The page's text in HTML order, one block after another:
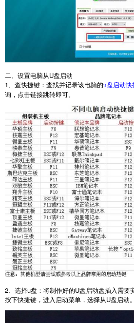
二、设置电脑从U盘启动
1、查快捷键：查找并记录该电脑的u盘启动快
询，点击链接跳转即可。
2、选择u盘：将制作好的U盘启动盘插入需要
按下快捷键，进入启动菜单，选择从U盘启动。